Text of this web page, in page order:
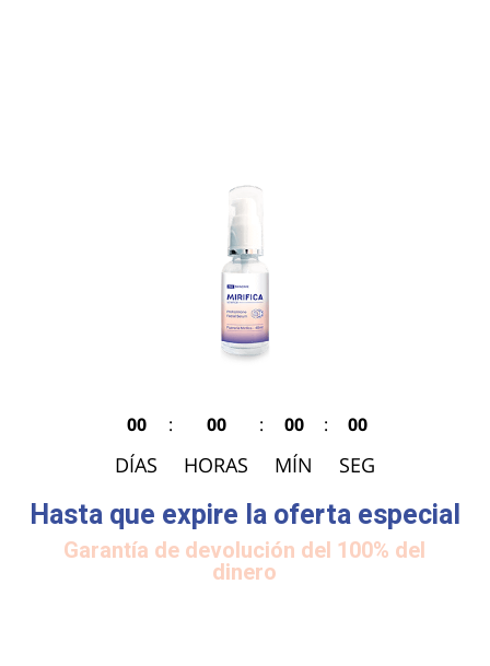
00
DÍAS
: 00
HORAS
: 00
MÍN
: 00
SEG
Hasta que expire la oferta especial
Garantía de devolución del 100% del
dinero